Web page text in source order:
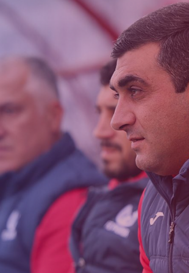
Ակադեմիայի
կառուցվածքը
Փյունիկ 2009
Փյունիկ 2010
Փյունիկ 2011-1
Փյունիկ 2011-2
Փյունիկ 2012-1